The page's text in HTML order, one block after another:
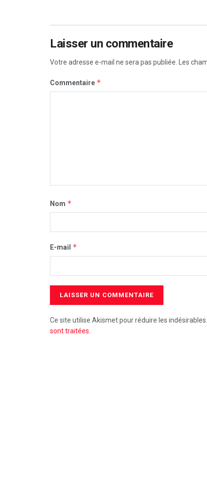
Laisser un commentaire
Votre adresse e-mail ne sera pas publiée. Les
Commentaire *
Nom *
E-mail *
Ce site utilise Akismet pour réduire les indésirables.
sont traitées.